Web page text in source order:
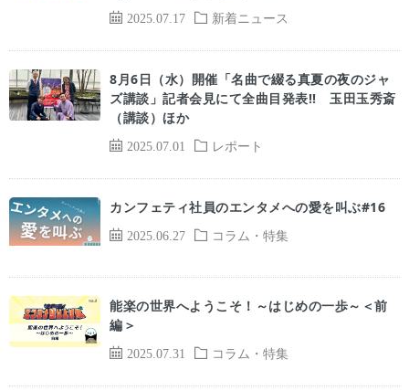
2025.07.17 新着ニュース
2025.07.01 レポート
8月6日（水）開催「名曲で綴る真夏の夜のジャ
ズ講談」記者会見にて全曲目発表!! 玉田玉秀斎
（講談）ほか
2025.06.27 コラム・特集
カンフェティ社員のエンタメへの愛を叫ぶ#16
2025.07.31 コラム・特集
能楽の世界へようこそ！～はじめの一歩～＜前
編＞